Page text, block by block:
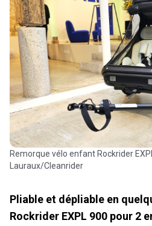
remorque vélo enfant Rockrider EXPL 900 © M.
Lauraux/Cleanrider
Pliable et dépliable en
Rockrider EXPL 900 pour 2